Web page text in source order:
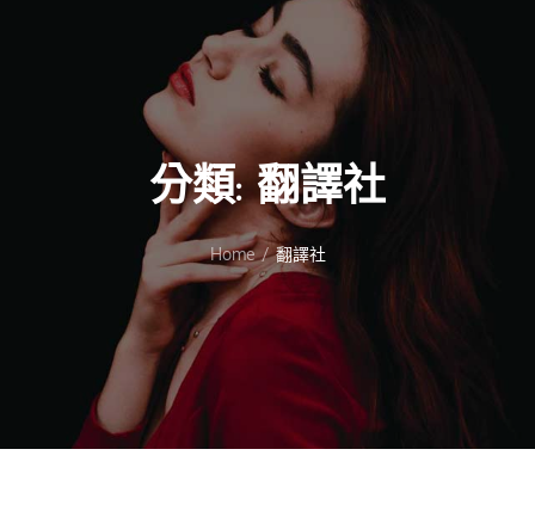
分類:翻譯社
Home 翻譯社